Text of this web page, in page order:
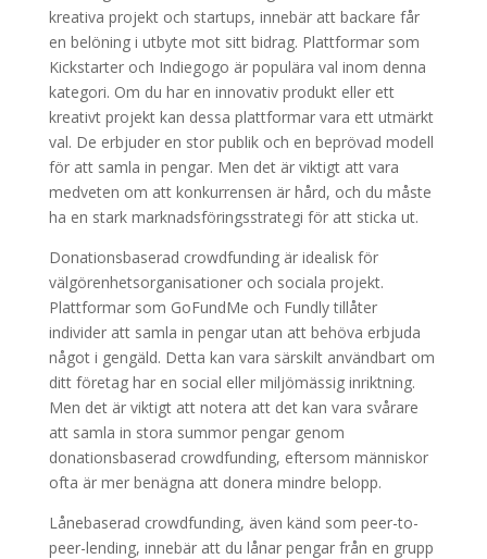
kreativa projekt och startups, innebär att backare får
en belöning i utbyte mot sitt bidrag. Plattformar som
Kickstarter och Indiegogo är populära val inom denna
kategori. Om du har en innovativ produkt eller ett
kreativt projekt kan dessa plattformar vara ett utmärkt
val. De erbjuder en stor publik och en beprövad modell
för att samla in pengar. Men det är viktigt att vara
medveten om att konkurrensen är hård, och du måste
ha en stark marknadsföringsstrategi för att sticka ut.
Donationsbaserad crowdfunding är idealisk för
välgörenhetsorganisationer och sociala projekt.
Plattformar som GoFundMe och Fundly tillåter
individer att samla in pengar utan att behöva erbjuda
något i gengäld. Detta kan vara särskilt användbart om
ditt företag har en social eller miljömässig inriktning.
Men det är viktigt att notera att det kan vara svårare
att samla in stora summor pengar genom
donationsbaserad crowdfunding, eftersom människor
ofta är mer benägna att donera mindre belopp.
Lånebaserad crowdfunding, även känd som peer-to-
peer-lending, innebär att du lånar pengar från en grupp